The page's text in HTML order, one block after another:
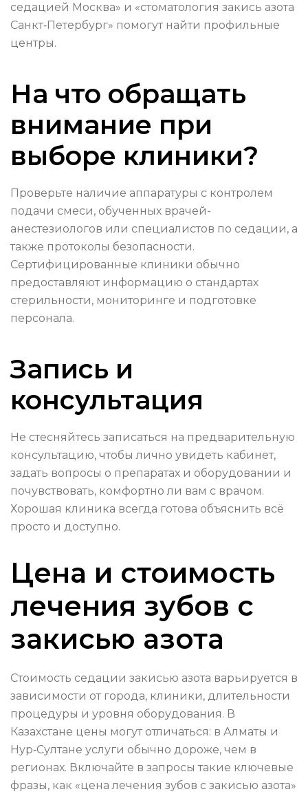
седацией Москва» и «стоматология закись азота
Санкт‑Петербург» помогут найти профильные
центры.
На что обращать
внимание при
выборе клиники?
Проверьте наличие аппаратуры с контролем
подачи смеси, обученных врачей-
анестезиологов или специалистов по седации, а
также протоколы безопасности.
Сертифицированные клиники обычно
предоставляют информацию о стандартах
стерильности, мониторинге и подготовке
персонала.
Запись и
консультация
Не стесняйтесь записаться на предварительную
консультацию, чтобы лично увидеть кабинет,
задать вопросы о препаратах и оборудовании и
почувствовать, комфортно ли вам с врачом.
Хорошая клиника всегда готова объяснить всё
просто и доступно.
Цена и стоимость
лечения зубов с
закисью азота
Стоимость седации закисью азота варьируется в
зависимости от города, клиники, длительности
процедуры и уровня оборудования. В
Казахстане цены могут отличаться: в Алматы и
Нур‑Султане услуги обычно дороже, чем в
регионах. Включайте в запросы такие ключевые
фразы, как «цена лечения зубов с закисью азота»